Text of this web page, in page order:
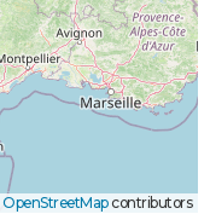
OpenStreetMapcontributors